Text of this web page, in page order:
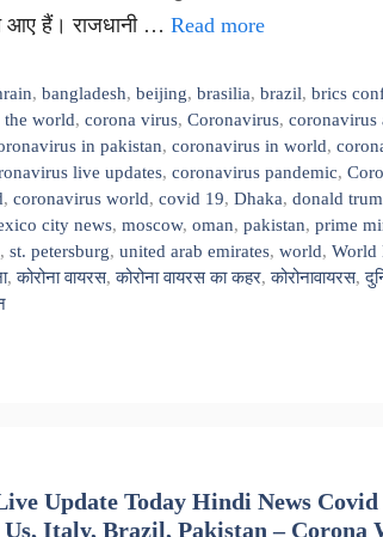
आए हैं। राजधानी … Read more
,bangladesh,beijing,brasilia,brazil,brics
the world, corona virus, Coronavirus, coronavirus
in pakistan, coronavirus in world,
live updates, coronavirus pandemic,
, coronavirus world, covid 19, Dhaka, donald
city news, moscow, oman, pakistan, prime
, st. petersburg, united arab emirates, world, World
,कोरोना वायरस,कोरोना वायरस का कहर,कोरोनावायरस,
Update Today Hindi News Covid
Italy, Brazil, Pakistan – Corona